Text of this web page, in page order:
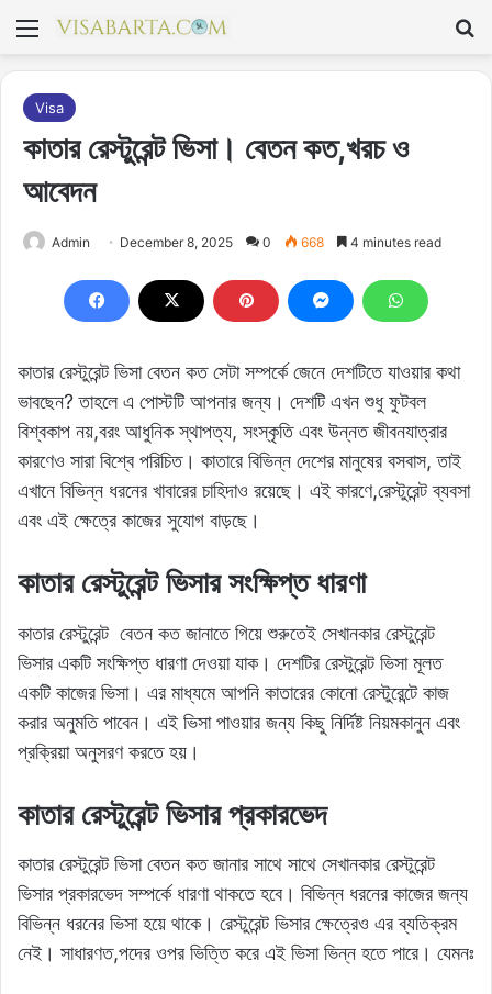
মেনু
Visa
কাতার রেস্টুরেন্ট ভিসা। বেতন কত,খরচ ও
আবেদন
Admin December 8, 2025 0 668 4 minutes read
কাতার রেস্টুরেন্ট ভিসা বেতন কত সেটা সম্পর্কে জেনে দেশটিতে যাওয়ার কথা
ভাবছেন? তাহলে এ পোস্টটি আপনার জন্য। দেশটি এখন শুধু ফুটবল
বিশ্বকাপ নয়,বরং আধুনিক স্থাপত্য, সংস্কৃতি এবং উন্নত জীবনযাত্রার
কারণেও সারা বিশ্বে পরিচিত। কাতারে বিভিন্ন দেশের মানুষের বসবাস, তাই
এখানে বিভিন্ন ধরনের খাবারের চাহিদাও রয়েছে। এই কারণে,রেস্টুরেন্ট ব্যবসা
এবং এই ক্ষেত্রে কাজের সুযোগ বাড়ছে।
কাতার রেস্টুরেন্ট ভিসার সংক্ষিপ্ত ধারণা
কাতার রেস্টুরেন্ট বেতন কত জানাতে গিয়ে শুরুতেই সেখানকার রেস্টুরেন্ট
ভিসার একটি সংক্ষিপ্ত ধারণা দেওয়া যাক। দেশটির রেস্টুরেন্ট ভিসা মূলত
একটি কাজের ভিসা। এর মাধ্যমে আপনি কাতারের কোনো রেস্টুরেন্টে কাজ
করার অনুমতি পাবেন। এই ভিসা পাওয়ার জন্য কিছু নির্দিষ্ট নিয়মকানুন এবং
প্রক্রিয়া অনুসরণ করতে হয়।
কাতার রেস্টুরেন্ট ভিসার প্রকারভেদ
কাতার রেস্টুরেন্ট ভিসা বেতন কত জানার সাথে সাথে সেখানকার রেস্টুরেন্ট
ভিসার প্রকারভেদ সম্পর্কে ধারণা থাকতে হবে। বিভিন্ন ধরনের কাজের জন্য
বিভিন্ন ধরনের ভিসা হয়ে থাকে। রেস্টুরেন্ট ভিসার ক্ষেত্রেও এর ব্যতিক্রম
নেই। সাধারণত,পদের ওপর ভিত্তি করে এই ভিসা ভিন্ন হতে পারে। যেমনঃ